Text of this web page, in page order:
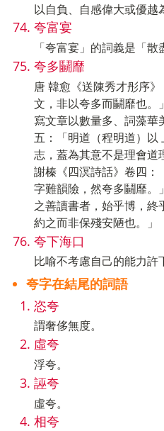
以自負、自感偉大或優越
夸富宴
「夸富宴」的詞義是「散
夸多鬭靡
唐 韓愈《送陳秀才彤序
文，非以夸多而鬭靡也。
寫文章以數量多、詞藻
五：「明道（程明道）以
志，蓋為其意不是理會道
謝榛《四溟詩話》卷四：
字難韻險，然夸多鬭靡。
之善讀書者，始乎博，終
約之而非保殘安陋也。」
夸下海口
比喻不考慮自己的能力許
夸字在結尾的詞語
恣夸
謂奢侈無度。
虛夸
浮夸。
誣夸
虛夸。
相夸